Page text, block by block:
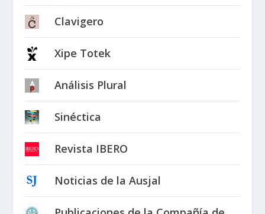
Clavigero
Xipe Totek
Análisis Plural
Sinéctica
Revista IBERO
Noticias de la Ausjal